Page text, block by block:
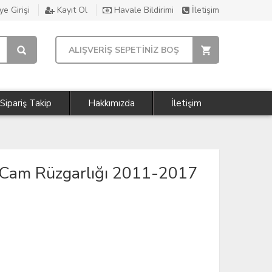
Girişi Kayıt Ol Havale Bildirimi İletişim
ALIŞVERİŞ SEPETİNİZ BOŞ
Sipariş Takip Hakkımızda İletişim
Rüzgarlığı 2011-2017